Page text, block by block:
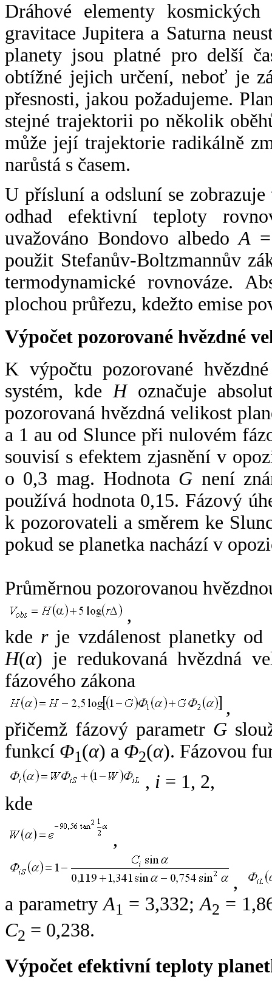
Dráhové elementy
gravitace Jupitera a Saturna
planety jsou platné pro delší
obtížné jejich určení, neboť je
přesnosti, jakou požadujeme.
stejné trajektorii po několik
může její trajektorie radikálně
narůstá s časem.
U přísluní a odsluní se
odhad efektivní teploty
uvažováno Bondovo albedoA
použit Stefanův-Boltzmannův
termodynamické rovnováze.
plochou průřezu, kdežto emise
Výpočet pozorované hvězdné
K výpočtu pozorované
systém, kde Hoznačuje
pozorovaná hvězdná velikost
a 1 au od Slunce při nulovém
souvisí s efektem zjasnění v
o 0,3 mag. Hodnota G není
používá hodnota 0,15. Fázový
k pozorovateli a směrem ke
pokud se planetka nachází v
Průměrnou pozorovanou
,
kde rje vzdálenost planetky od
H(α) je redukovaná hvězdná
fázového zákona
,
přičemž fázový parametr G
funkcí Φ1(α) a Φ2(α). Fázovou
, i = 1, 2,
kde
,
,
a parametryA1 = 3,332;A2 =
C2 = 0,238.
Výpočet efektivní teploty